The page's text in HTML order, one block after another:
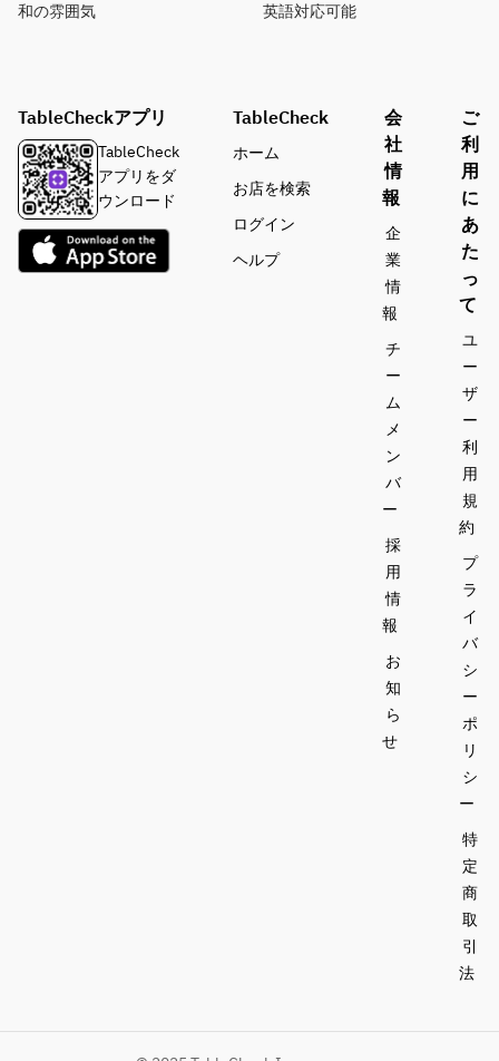
和の雰囲気 英語対応可能
TableCheckアプリ
TableCheck
アプリをダ
ウンロード
TableCheck
ホーム
お店を検索
ログイン
ヘルプ
会
社
情
報
企
業
情
報
チ
ー
ム
メ
ン
バ
ー
採
用
情
報
お
知
ら
せ
ご
利
用
に
あ
た
っ
て
ユ
ー
ザ
ー
利
用
規
約
プ
ラ
イ
バ
シ
ー
ポ
リ
シ
ー
特
定
商
取
引
法